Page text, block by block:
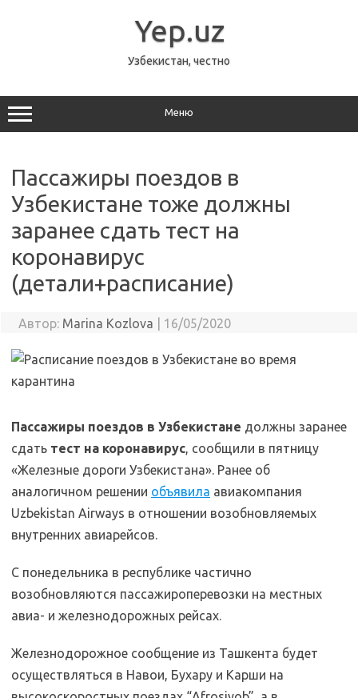
Yep.uz
Узбекистан, честно
Меню
Пассажиры поездов в
Узбекистане тоже должны
заранее сдать тест на
коронавирус
(детали+расписание)
Автор: Marina Kozlova 16/05/2020
Пассажиры поездов в Узбекистане должны заранее
сдать тест на коронавирус, сообщили в пятницу
«Железные дороги Узбекистана». Ранее об
аналогичном решении объявила авиакомпания
Uzbekistan Airways в отношении возобновляемых
внутренних авиарейсов.
С понедельника в республике частично
возобновляются пассажироперевозки на местных
авиа- и железнодорожных рейсах.
Железнодорожное сообщение из Ташкента будет
осуществляться в Навои, Бухару и Карши на